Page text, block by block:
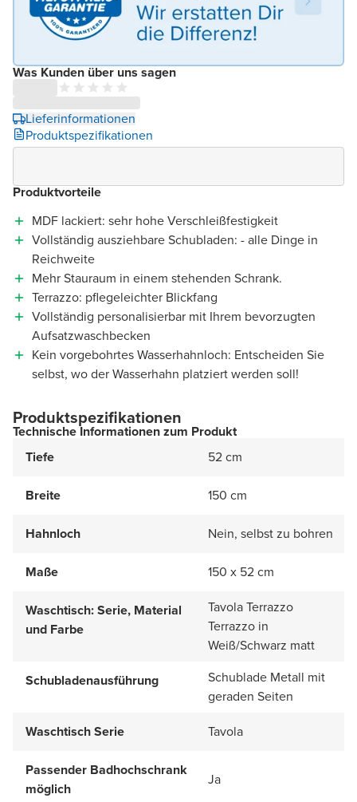
Was Kunden über uns sagen
Lieferinformationen
Produktspezifikationen
Produktvorteile
MDF lackiert: sehr hohe Verschleißfestigkeit
Vollständig ausziehbare Schubladen: - alle Dinge in
Reichweite
Mehr Stauraum in einem stehenden Schrank.
Terrazzo: pflegeleichter Blickfang
Vollständig personalisierbar mit Ihrem bevorzugten
Aufsatzwaschbecken
Kein vorgebohrtes Wasserhahnloch: Entscheiden Sie
selbst, wo der Wasserhahn platziert werden soll!
Produktspezifikationen
Technische Informationen zum Produkt
Tiefe
52 cm
Breite 150 cm
Hahnloch Nein, selbst zu bohren
Maße 150 x 52 cm
Waschtisch: Serie, Material
und Farbe
Tavola Terrazzo
Terrazzo in
Weiß/Schwarz matt
Schubladenausführung
Schublade Metall mit
geraden Seiten
Waschtisch Serie
Tavola
Passender Badhochschrank
möglich
Ja